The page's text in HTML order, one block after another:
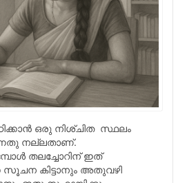
ഒരു നിശ്‌ചിത സ്ഥലം
നല്ലതാണ്.
തലച്ചോറിന് ഇത്
കിട്ടാനും അതുവഴി